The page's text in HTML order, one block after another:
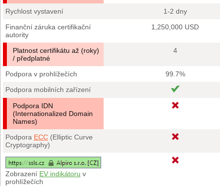
Rychlost vystavení
1-2 dny
Finanční záruka certifikační
autority
1,250,000 USD
Platnost certifikátu až (roky)
/ předplatné
4
Podpora v prohlížečích
99.7%
Podpora mobilních zařízení
Podpora IDN
(Internationalized Domain
Names)
Podpora ECC (Elliptic Curve
Cryptography)
Zobrazení EV indikátoru v
prohlížečích